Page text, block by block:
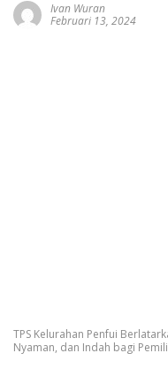
Ivan Wuran
Februari 13, 2024
TPS Kelurahan Penfui
Nyaman, dan Indah bagi